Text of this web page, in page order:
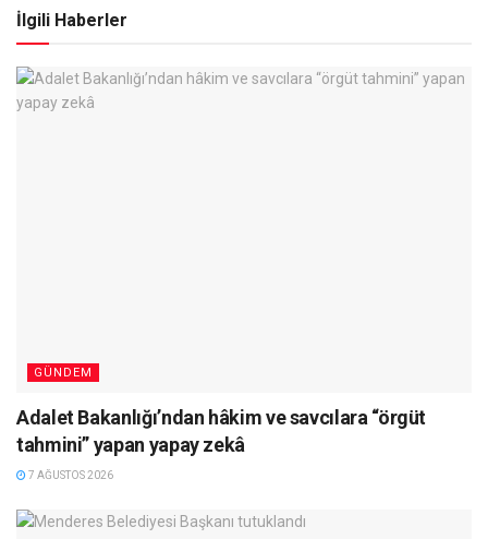
İlgili Haberler
GÜNDEM
Adalet Bakanlığı’ndan hâkim ve savcılara “örgüt
tahmini” yapan yapay zekâ
7 AĞUSTOS 2026